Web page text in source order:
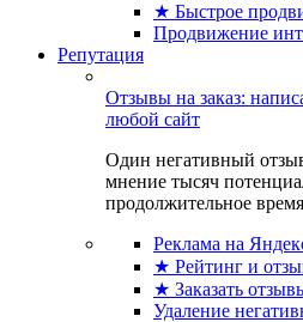
★ Быстрое
Продвижение
Репутация
Отзывы на заказ:
любой сайт
Один негативный
мнение тысяч
продолжительное
Реклама на
★ Рейтинг и
★ Заказать
Удаление